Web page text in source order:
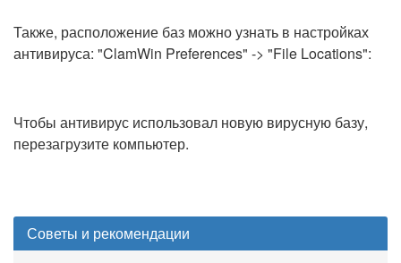
Также, расположение баз можно узнать в настройках
антивируса: "ClamWin Preferences" -> "File Locations":
Чтобы антивирус использовал новую вирусную базу,
перезагрузите компьютер.
Советы и рекомендации